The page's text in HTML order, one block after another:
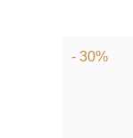
- 30%